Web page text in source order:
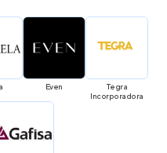
Even
Tegra
Incorporadora